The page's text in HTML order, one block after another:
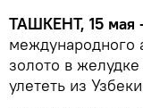
ТАШКЕНТ, 15 мая
международного
золото в
улететь из